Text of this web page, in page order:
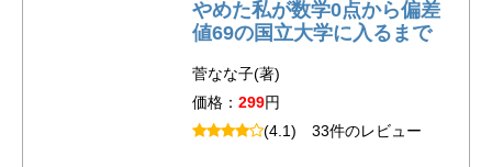
やめた私が数学0点から偏差
値69の国立大学に入るまで
菅なな子(著)
価格： 299円
(4.1) 33件のレビュー